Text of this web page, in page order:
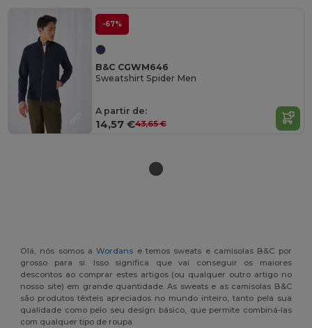
-67%
B&C CGWM646
Sweatshirt Spider Men
A partir de:
14,57 €43,65 €
Olá, nós somos aWordans e temos sweats e camisolas B&C por
grosso para si. Isso significa que vai conseguir os maiores
descontos ao comprar estes artigos (ou qualquer outro artigo no
nosso site) em grande quantidade. As sweats e as camisolas B&C
são produtos têxteis apreciados no mundo inteiro, tanto pela sua
qualidade como pelo seu design básico, que permite combiná-las
com qualquer tipo de roupa.